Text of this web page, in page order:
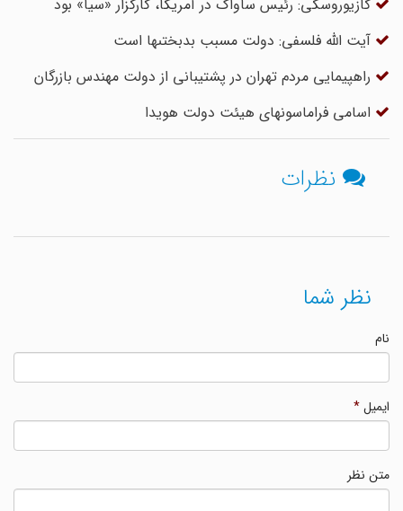
گازیوروسکی: رئیس ساواک در آمریکا، کارگزار «سیا» بود
آیت الله فلسفی: دولت مسبب بدبختى‏ها است
راهپیمایی مردم تهران در پشتیبانی از دولت مهندس بازرگان
اسامى فراماسونهاى هیئت دولت هویدا
نظرات
نظر شما
ایمیل*
متن نظر